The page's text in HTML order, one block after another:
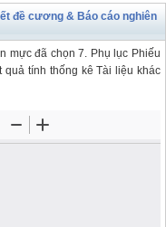
đề cương & Báo cáo nghiên
mực đã chọn 7. Phụ lục Phiếu
tính thống kê Tài liệu khác